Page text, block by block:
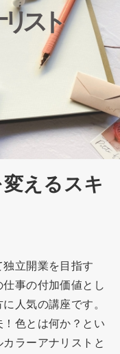
スト
えるスキ
立開業を目指す
事の付加価値とし
人気の講座です。
色とは何か？とい
ラーアナリストと